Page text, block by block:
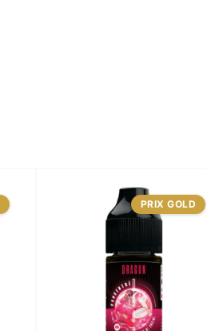
PRIX GOLD